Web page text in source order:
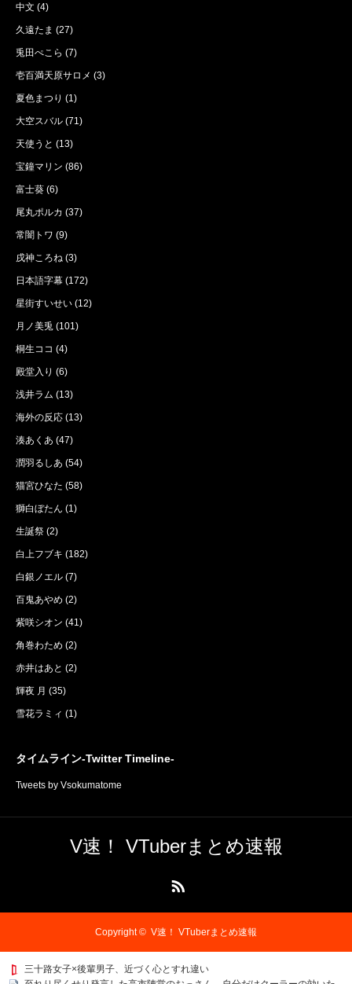
中文 (4)
久遠たま (27)
兎田ぺこら (7)
壱百満天原サロメ (3)
夏色まつり (1)
大空スバル (71)
天使うと (13)
宝鐘マリン (86)
富士葵 (6)
尾丸ポルカ (37)
常闇トワ (9)
戌神ころね (3)
日本語字幕 (172)
星街すいせい (12)
月ノ美兎 (101)
桐生ココ (4)
殿堂入り (6)
浅井ラム (13)
海外の反応 (13)
湊あくあ (47)
潤羽るしあ (54)
猫宮ひなた (58)
獅白ぼたん (1)
生誕祭 (2)
白上フブキ (182)
白銀ノエル (7)
百鬼あやめ (2)
紫咲シオン (41)
角巻わため (2)
赤井はあと (2)
輝夜 月 (35)
雪花ラミィ (1)
タイムライン-Twitter Timeline-
Tweets by Vsokumatome
V速！ VTuberまとめ速報
Copyright © V速！ VTuberまとめ速報
三十路女子×後輩男子、近づく心とすれ違い